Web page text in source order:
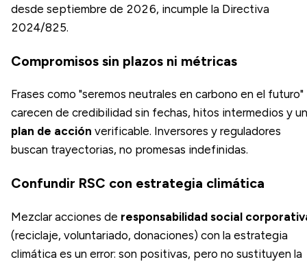
desde septiembre de 2026, incumple la Directiva
2024/825.
Compromisos sin plazos ni métricas
Frases como "seremos neutrales en carbono en el futuro"
carecen de credibilidad sin fechas, hitos intermedios y un
plan de acción verificable. Inversores y reguladores
buscan trayectorias, no promesas indefinidas.
Confundir RSC con estrategia climática
Mezclar acciones de responsabilidad social
(reciclaje, voluntariado, donaciones) con la estrategia
climática es un error: son positivas, pero no sustituyen la